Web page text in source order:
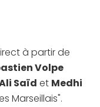
à partir de
Volpe
Saïd et Medhi
Marseillais".